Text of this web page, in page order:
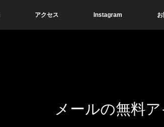
アクセス Instagram
メールの無料